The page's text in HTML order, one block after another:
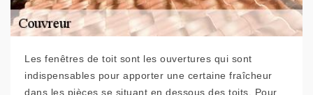
Les fenêtres de toit sont les ouvertures qui sont
indispensables pour apporter une certaine fraîcheur
dans les pièces se situant en dessous des toits. Pour